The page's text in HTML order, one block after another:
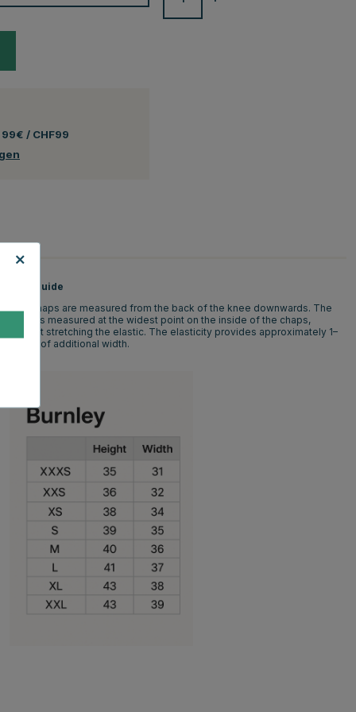
/ CHF99
Size Guide
The chaps are measured from the back of the knee downwards. The
width is measured at the widest point on the inside of the chaps,
without stretching the elastic. The elasticity provides approximately 1–
1.5 cm of additional width.